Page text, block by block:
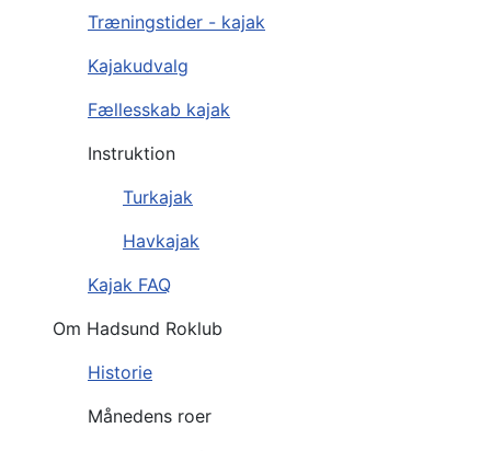
Træningstider - kajak
Kajakudvalg
Fællesskab kajak
Instruktion
Turkajak
Havkajak
Kajak FAQ
Om Hadsund Roklub
Historie
Månedens roer